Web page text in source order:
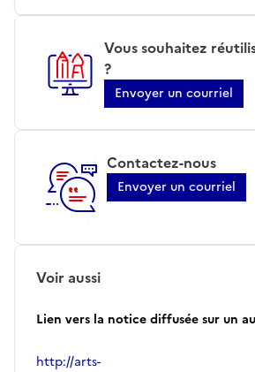
Vous souhaitez
?
Envoyer un courriel
Contactez-nous
Envoyer un courriel
Voir aussi
Lien vers la notice diffusée sur un
http://arts-